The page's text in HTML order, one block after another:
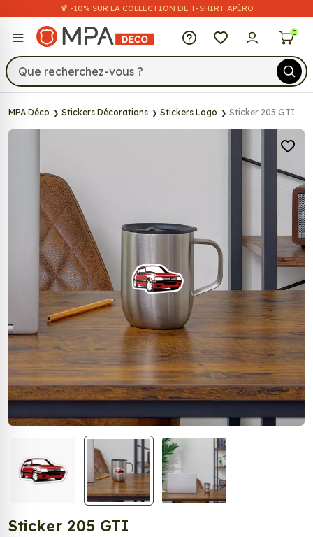
🍹 -10% SUR LA COLLECTION DE T-SHIRT APÉRO
MPA Déco 0
MPA Déco Stickers Décorations Stickers Logo Sticker 205 GTI
Sticker 205 GTI